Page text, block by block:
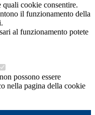
quali cookie consentire.
il funzionamento della
al funzionamento potete
possono essere
nella pagina della cookie